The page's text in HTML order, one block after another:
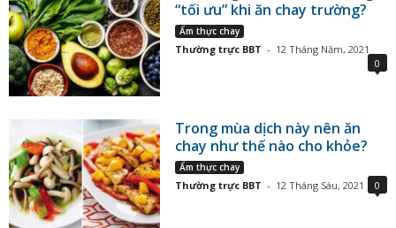
“tối ưu” khi ăn chay trường?
Ẩm thực chay
Thường trực BBT - 12 Tháng Năm, 2021
0
Trong mùa dịch này nên ăn
chay như thế nào cho khỏe?
Ẩm thực chay
Thường trực BBT - 12 Tháng Sáu, 2021 0